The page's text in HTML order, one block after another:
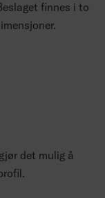
finnes i to
det mulig å